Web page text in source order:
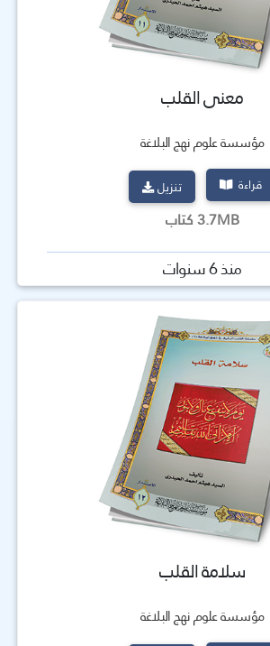
معنى القلب
مؤسسة علوم نهج البلاغة
قراءة تنزيل
3.7MB كتاب
منذ 6 سنوات
سلامة القلب
مؤسسة علوم نهج البلاغة